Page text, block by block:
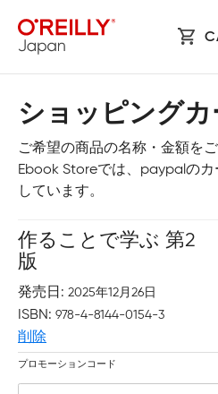
ショッピングカ
ご希望の商品の名称・金額をご
Ebook Storeでは、paypalの
しています。
作ることで学ぶ 第2
版
発売日 2025年12月26日
ISBN 978-4-8144-0154-3
削除
プロモーションコード